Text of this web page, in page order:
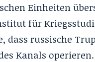
Einheiten
für
dass russische
Kanals